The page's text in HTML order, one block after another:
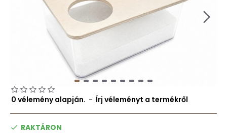
RAKTÁRON
0 vélemény alapján. - Írj véleményt a termékről